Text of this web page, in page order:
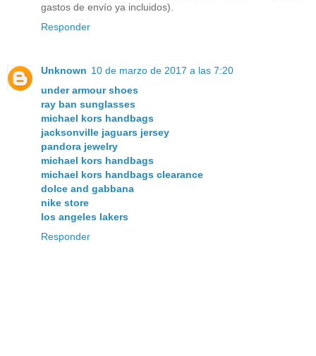
gastos de envío ya incluidos).
Responder
Unknown 10 de marzo de 2017 a las 7:20
under armour shoes
ray ban sunglasses
michael kors handbags
jacksonville jaguars jersey
pandora jewelry
michael kors handbags
michael kors handbags clearance
dolce and gabbana
nike store
los angeles lakers
Responder